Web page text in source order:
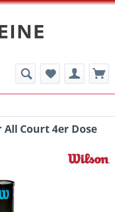
Court 4er Dose